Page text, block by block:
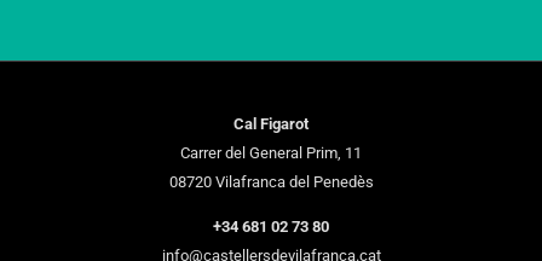
Cal Figarot
Carrer del General Prim, 11
08720 Vilafranca del Penedès
+34 681 02 73 80
info@castellersdevilafranca.cat